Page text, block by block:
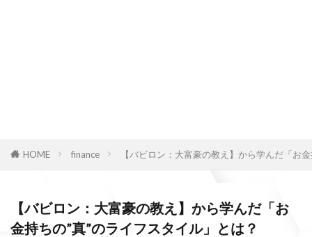
HOME finance 【バビロン：大富豪の教え】から学んだ「お
【バビロン：大富豪の教え】から学んだ「お
金持ちの”真”のライフスタイル」とは？